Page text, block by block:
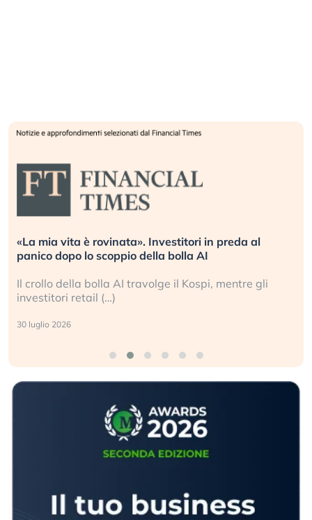
«La mia vita è rovinata». Investitori in preda al
panico dopo lo scoppio della bolla AI
Il crollo della bolla AI travolge il Kospi, mentre gli
investitori retail (…)
30 luglio 2026